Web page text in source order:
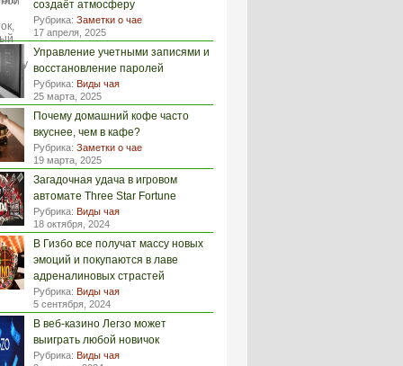
создаёт атмосферу
Рубрика: Заметки о чае
17 апреля, 2025
Управление учетными записями и
восстановление паролей
Рубрика: Виды чая
25 марта, 2025
Почему домашний кофе часто
вкуснее, чем в кафе?
Рубрика: Заметки о чае
19 марта, 2025
Загадочная удача в игровом
автомате Three Star Fortune
Рубрика: Виды чая
18 октября, 2024
В Гизбо все получат массу новых
эмоций и покупаются в лаве
адреналиновых страстей
Рубрика: Виды чая
5 сентября, 2024
В веб-казино Легзо может
выиграть любой новичок
Рубрика: Виды чая